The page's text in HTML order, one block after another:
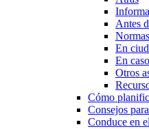
Antes
En
En
Otros
Cómo
Consejos
Conduce en